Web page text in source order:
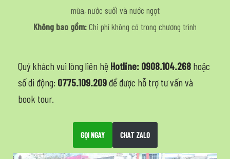
mùa, nước suối và nước ngọt
Không bao gồm:Chi phí không có trong chương trình
Quý khách vui lòng liên hệ Hotline: 0908.104.268 hoặc
số di động: 0775.109.209 để được hỗ trợ tư vấn và
book tour.
GỌI NGAY CHAT ZALO